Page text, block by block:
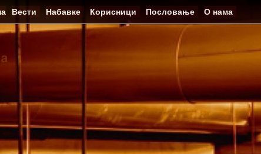
Вести Набавке Корисници Пословање О нама